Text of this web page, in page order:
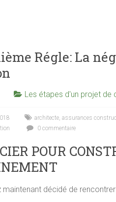
Régle: La
Les étapes d'un projet de
architecte, assurances
0 commentaire
POUR
maintenant décidé de